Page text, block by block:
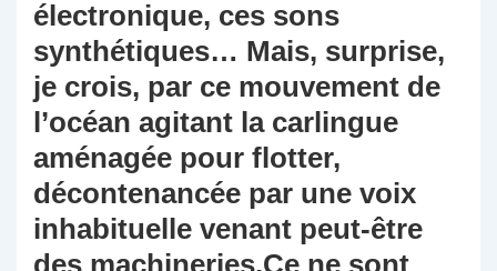
électronique, ces sons
synthétiques… Mais, surprise,
je crois, par ce mouvement de
l’océan agitant la carlingue
aménagée pour flotter,
décontenancée par une voix
inhabituelle venant peut-être